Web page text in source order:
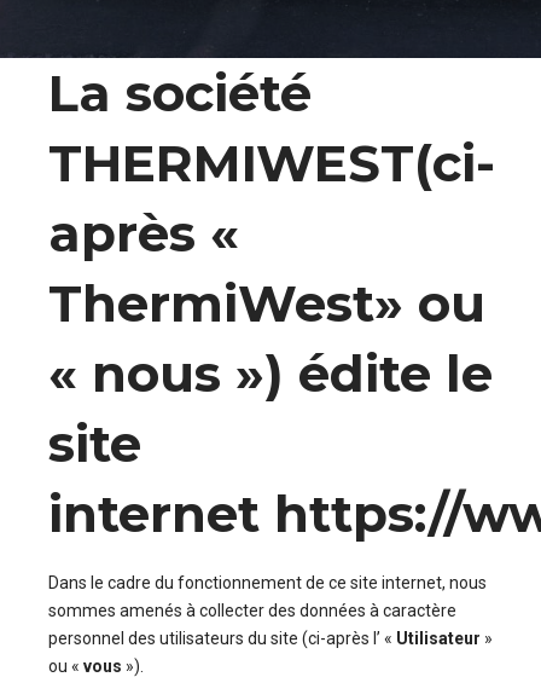
La société
THERMIWEST(ci-
après «
ThermiWest» ou
« nous ») édite le
site
internet https://
Dans le cadre du fonctionnement de ce site internet, nous
sommes amenés à collecter des données à caractère
personnel des utilisateurs du site (ci-après l’ « Utilisateur »
ou « vous »).